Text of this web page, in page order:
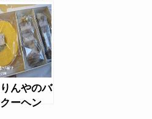
んやのバ
ーヘン